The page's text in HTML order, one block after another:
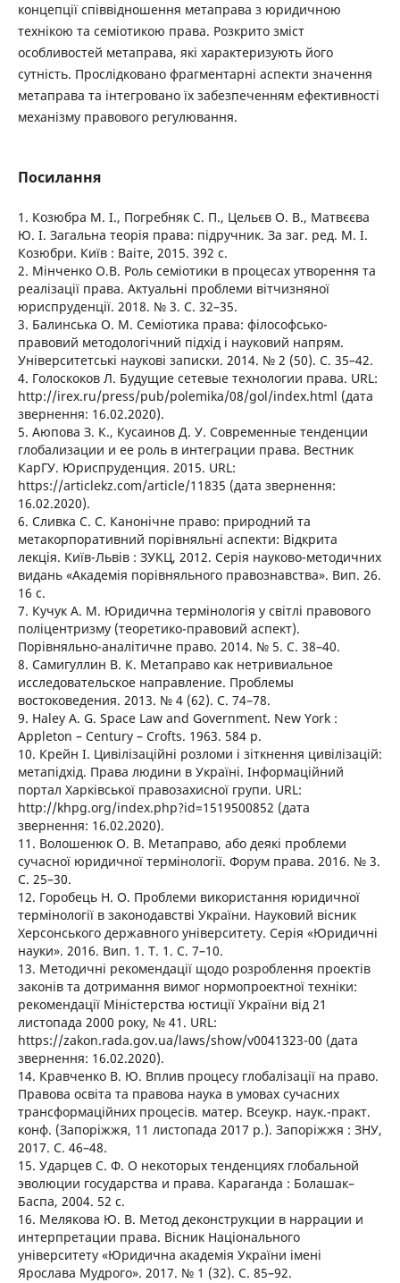
концепції співвідношення метаправа з юридичною
технікою та семіотикою права. Розкрито зміст
особливостей метаправа, які характеризують його
сутність. Прослідковано фрагментарні аспекти значення
метаправа та інтегровано їх забезпеченням ефективності
механізму правового регулювання.
Посилання
1. Козюбра М. І., Погребняк С. П., Цельєв О. В., Матвєєва
Ю. І. Загальна теорія права: підручник. За заг. ред. М. І.
Козюбри. Київ : Ваіте, 2015. 392 с.
2. Мінченко О.В. Роль семіотики в процесах утворення та
реалізації права. Актуальні проблеми вітчизняної
юриспруденції. 2018. № 3. С. 32–35.
3. Балинська О. М. Семіотика права: філософсько-
правовий методологічний підхід і науковий напрям.
Університетські наукові записки. 2014. № 2 (50). С. 35–42.
4. Голоскоков Л. Будущие сетевые технологии права. URL:
http://irex.ru/press/pub/polemika/08/gol/index.html (дата
звернення: 16.02.2020).
5. Аюпова З. К., Кусаинов Д. У. Современные тенденции
глобализации и ее роль в интеграции права. Вестник
КарГУ. Юриспруденция. 2015. URL:
https://articlekz.com/article/11835 (дата звернення:
16.02.2020).
6. Сливка С. С. Канонічне право: природний та
метакорпоративний порівняльні аспекти: Відкрита
лекція. Київ-Львів : ЗУКЦ, 2012. Серія науково-методичних
видань «Академія порівняльного правознавства». Вип. 26.
16 с.
7. Кучук А. М. Юридична термінологія у світлі правового
поліцентризму (теоретико-правовий аспект).
Порівняльно-аналітичне право. 2014. № 5. С. 38–40.
8. Самигуллин В. К. Метаправо как нетривиальное
исследовательское направление. Проблемы
востоковедения. 2013. № 4 (62). С. 74–78.
9. Haley A. G. Space Law and Government. New York :
Appleton – Century – Crofts. 1963. 584 p.
10. Крейн І. Цивілізаційні розломи і зіткнення цивілізацій:
метапідхід. Права людини в Україні. Інформаційний
портал Харківської правозахисної групи. URL:
http://khpg.org/index.php?id=1519500852 (дата
звернення: 16.02.2020).
11. Волошенюк О. В. Метаправо, або деякі проблеми
сучасної юридичної термінології. Форум права. 2016. № 3.
С. 25–30.
12. Горобець Н. О. Проблеми використання юридичної
термінології в законодавстві України. Науковий вісник
Херсонського державного університету. Серія «Юридичні
науки». 2016. Вип. 1. Т. 1. С. 7–10.
13. Методичні рекомендації щодо розроблення проектів
законів та дотримання вимог нормопроектної техніки:
рекомендації Міністерства юстиції України від 21
листопада 2000 року, № 41. URL:
https://zakon.rada.gov.ua/laws/show/v0041323-00 (дата
звернення: 16.02.2020).
14. Кравченко В. Ю. Вплив процесу глобалізації на право.
Правова освіта та правова наука в умовах сучасних
трансформаційних процесів. матер. Всеукр. наук.-практ.
конф. (Запоріжжя, 11 листопада 2017 р.). Запоріжжя : ЗНУ,
2017. С. 46–48.
15. Ударцев С. Ф. О некоторых тенденциях глобальной
эволюции государства и права. Караганда : Болашак–
Баспа, 2004. 52 с.
16. Мелякова Ю. В. Метод деконструкции в наррации и
интерпретации права. Вісник Національного
університету «Юридична академія України імені
Ярослава Мудрого». 2017. № 1 (32). С. 85–92.